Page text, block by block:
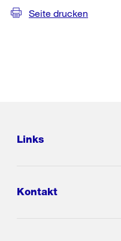
Seite drucken
Links
Kontakt